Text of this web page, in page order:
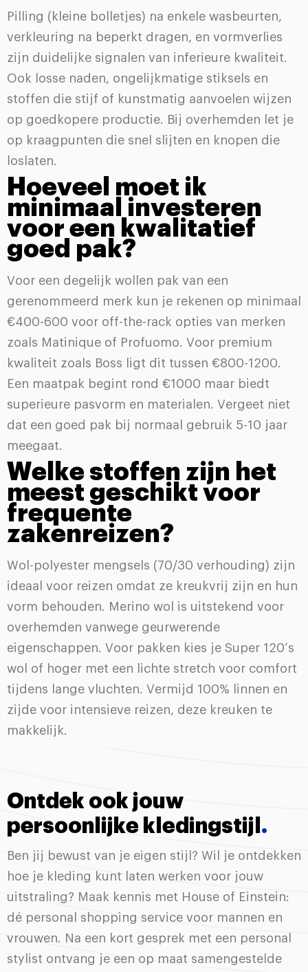
Pilling (kleine bolletjes) na enkele wasbeurten,
verkleuring na beperkt dragen, en vormverlies
zijn duidelijke signalen van inferieure kwaliteit.
Ook losse naden, ongelijkmatige stiksels en
stoffen die stijf of kunstmatig aanvoelen wijzen
op goedkopere productie. Bij overhemden let je
op kraagpunten die snel slijten en knopen die
loslaten.
Hoeveel moet ik
minimaal investeren
voor een kwalitatief
goed pak?
Voor een degelijk wollen pak van een
gerenommeerd merk kun je rekenen op minimaal
€400-600 voor off-the-rack opties van merken
zoals Matinique of Profuomo. Voor premium
kwaliteit zoals Boss ligt dit tussen €800-1200.
Een maatpak begint rond €1000 maar biedt
superieure pasvorm en materialen. Vergeet niet
dat een goed pak bij normaal gebruik 5-10 jaar
meegaat.
Welke stoffen zijn het
meest geschikt voor
frequente
zakenreizen?
Wol-polyester mengsels (70/30 verhouding) zijn
ideaal voor reizen omdat ze kreukvrij zijn en hun
vorm behouden. Merino wol is uitstekend voor
overhemden vanwege geurwerende
eigenschappen. Voor pakken kies je Super 120’s
wol of hoger met een lichte stretch voor comfort
tijdens lange vluchten. Vermijd 100% linnen en
zijde voor intensieve reizen, deze kreuken te
makkelijk.
Ontdek ook jouw
persoonlijke kledingstijl .
Ben jij bewust van je eigen stijl? Wil je ontdekken
hoe je kleding kunt laten werken voor jouw
uitstraling? Maak kennis met House of Einstein:
dé personal shopping service voor mannen en
vrouwen. Na een kort gesprek met een personal
stylist ontvang je een op maat samengestelde